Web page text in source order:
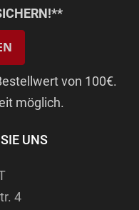
von 100€.
möglich.
UNS
4